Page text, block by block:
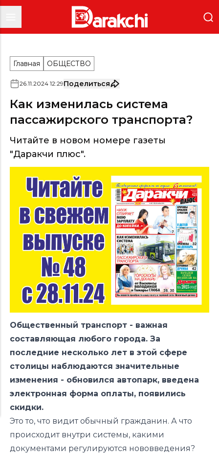
Главная ОБЩЕСТВО
26.11.2024 12:29Поделиться
Как изменилась система
пассажирского транспорта?
Читайте в новом номере газеты
"Даракчи плюс".
Общественный транспорт - важная
составляющая любого города. За
последние несколько лет в этой сфере
столицы наблюдаются значительные
изменения - обновился автопарк, введена
электронная форма оплаты, появились
скидки.
Это то, что видит обычный гражданин. А что
происходит внутри системы, какими
документами регулируются нововведения?